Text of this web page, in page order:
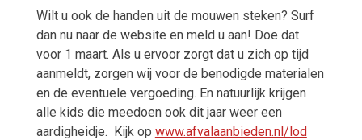
Wilt u ook de handen uit de mouwen steken? Surf
dan nu naar de website en meld u aan! Doe dat
voor 1 maart. Als u ervoor zorgt dat u zich op tijd
aanmeldt, zorgen wij voor de benodigde materialen
en de eventuele vergoeding. En natuurlijk krijgen
alle kids die meedoen ook dit jaar weer een
aardigheidje. Kijk op www.afvalaanbieden.nl/lod